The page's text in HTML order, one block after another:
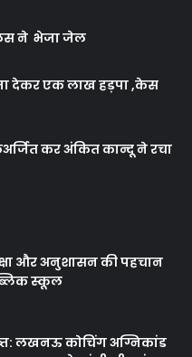
ने भेजा जेल
देकर एक लाख हड़पा ,केस
कर अंकित कान्दू ने रचा
और अनुशासन की पहचान
स्कूल
लखनऊ कोचिंग अग्निकांड